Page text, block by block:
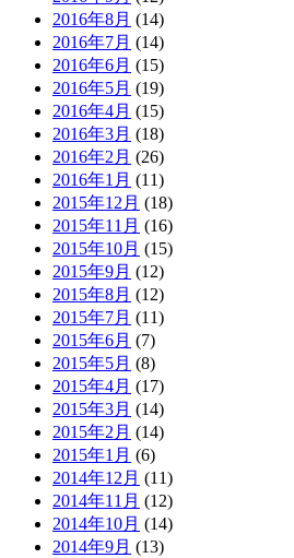
2016年8月 (14)
2016年7月 (14)
2016年6月 (15)
2016年5月 (19)
2016年4月 (15)
2016年3月 (18)
2016年2月 (26)
2016年1月 (11)
2015年12月 (18)
2015年11月 (16)
2015年10月 (15)
2015年9月 (12)
2015年8月 (12)
2015年7月 (11)
2015年6月 (7)
2015年5月 (8)
2015年4月 (17)
2015年3月 (14)
2015年2月 (14)
2015年1月 (6)
2014年12月 (11)
2014年11月 (12)
2014年10月 (14)
2014年9月 (13)